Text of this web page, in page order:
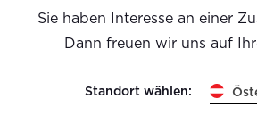
Sie haben Interesse an einer
Dann freuen wir uns auf
Standort wählen: